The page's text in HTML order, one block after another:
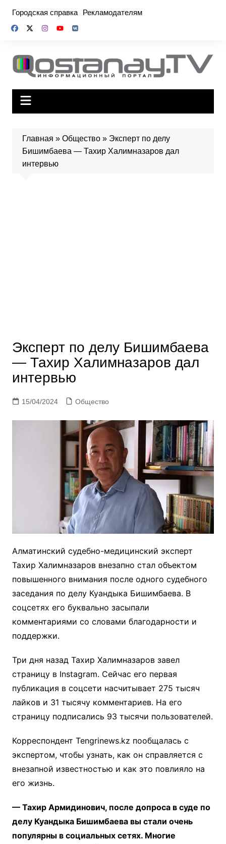
содержимому
Городская справка Рекламодателям
Главная » Общество» Эксперт по делу
Бишимбаева — Тахир Халимназаров дал
интервью
Эксперт по делу Бишимбаева
— Тахир Халимназаров дал
интервью
15/04/2024 Общество
Алматинский судебно-медицинский эксперт
Тахир Халимназаров внезапно стал объектом
повышенного внимания после одного судебного
заседания по делу Куандыка Бишимбаева. В
соцсетях его буквально засыпали
комментариями со словами благодарности и
поддержки.
Три дня назад Тахир Халимназаров завел
страницу в Instagram. Сейчас его первая
публикация в соцсети насчитывает 275 тысяч
лайков и 31 тысячу комментариев. На его
страницу подписались 93 тысячи пользователей.
Корреспондент Tengrinews.kz пообщалась с
экспертом, чтобы узнать, как он справляется с
внезапной известностью и как это повлияло на
его жизнь.
— Тахир Армидинович, после допроса в суде по
делу Куандыка Бишимбаева вы стали очень
популярны в социальных сетях. Многие